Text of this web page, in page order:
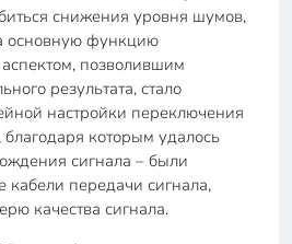
снижения уровня шумов,
основную функцию
позволившим
результата, стало
настройки переключения
благодаря которым удалось
сигнала – были
передачи сигнала,
качества сигнала.